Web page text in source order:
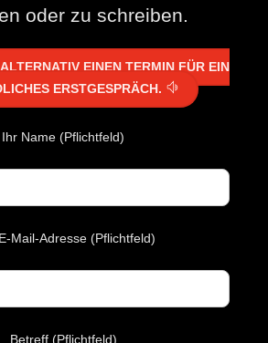
oder zu schreiben.
EINEN TERMIN FÜR EIN
ERSTGESPRÄCH.
Ihr Name (Pflichtfeld)
Mail-Adresse (Pflichtfeld)
Betreff (Pflichtfeld)